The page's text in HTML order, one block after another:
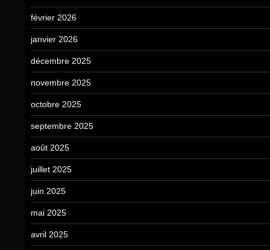
février 2026
janvier 2026
décembre 2025
novembre 2025
octobre 2025
septembre 2025
août 2025
juillet 2025
juin 2025
mai 2025
avril 2025